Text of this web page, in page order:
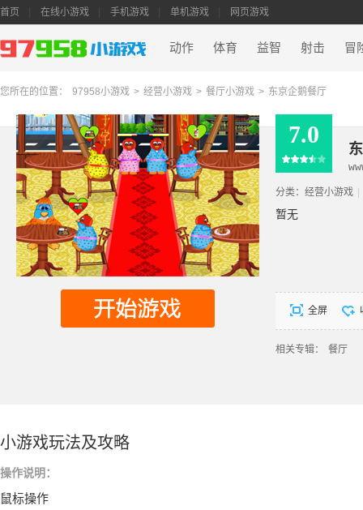
首页 在线小游戏 手机游戏 单机游戏 网页游戏
动作 体育 益智 射击 冒
您所在的位置： 97958小游戏 > 经营小游戏 > 餐厅小游戏 > 东京企鹅餐厅
7.0
分类： 经营小游戏
暂无
全屏
相关专辑： 餐厅
小游戏玩法及攻略
操作说明：
鼠标操作